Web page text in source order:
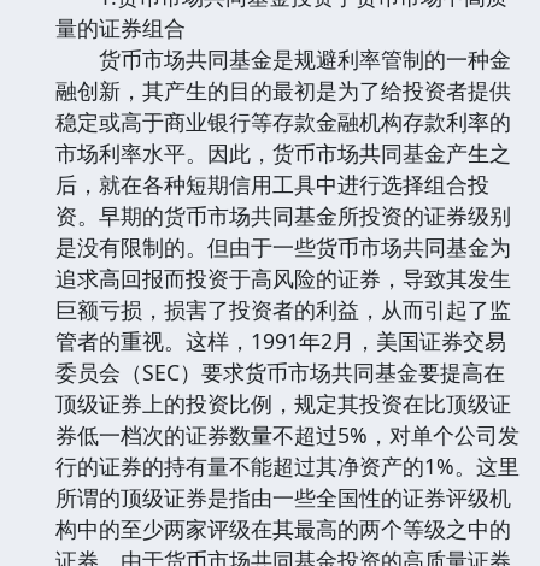
量的证券组合
货币市场共同基金是规避利率管制的一种金
融创新，其产生的目的最初是为了给投资者提供
稳定或高于商业银行等存款金融机构存款利率的
市场利率水平。因此，货币市场共同基金产生之
后，就在各种短期信用工具中进行选择组合投
资。早期的货币市场共同基金所投资的证券级别
是没有限制的。但由于一些货币市场共同基金为
追求高回报而投资于高风险的证券，导致其发生
巨额亏损，损害了投资者的利益，从而引起了监
管者的重视。这样，1991年2月，美国证券交易
委员会（SEC）要求货币市场共同基金要提高在
顶级证券上的投资比例，规定其投资在比顶级证
券低一档次的证券数量不超过5%，对单个公司发
行的证券的持有量不能超过其净资产的1%。这里
所谓的顶级证券是指由一些全国性的证券评级机
构中的至少两家评级在其最高的两个等级之中的
证券。由于货币市场共同基金投资的高质量证券